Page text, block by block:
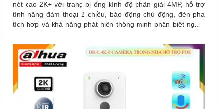
nét cao 2K+ với trang bị ống kính độ phân giải 4MP, hỗ trợ
tính năng đàm thoại 2 chiều, báo động chủ động, đèn pha
tích hợp và khả năng phát hiện thông minh phân biệt người
quan sát an ninh ngoài trời thì camera Dahua DH-IPC-WL46A
chính là sự lựa chọn vô cùng phù hợpCamera an ninh không
dây DH-IPC-WL46A là lựa chọn lý tưởng để bảo vệ ngôi nhà
hoặc văn phòng của bạn